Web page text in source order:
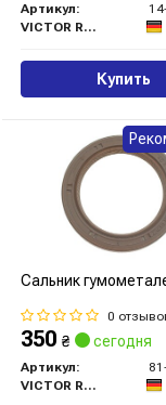
Артикул:
VICTOR REINZ
Купить
Сальник
0
350 ₴ сегодня
Артикул:
VICTOR REINZ